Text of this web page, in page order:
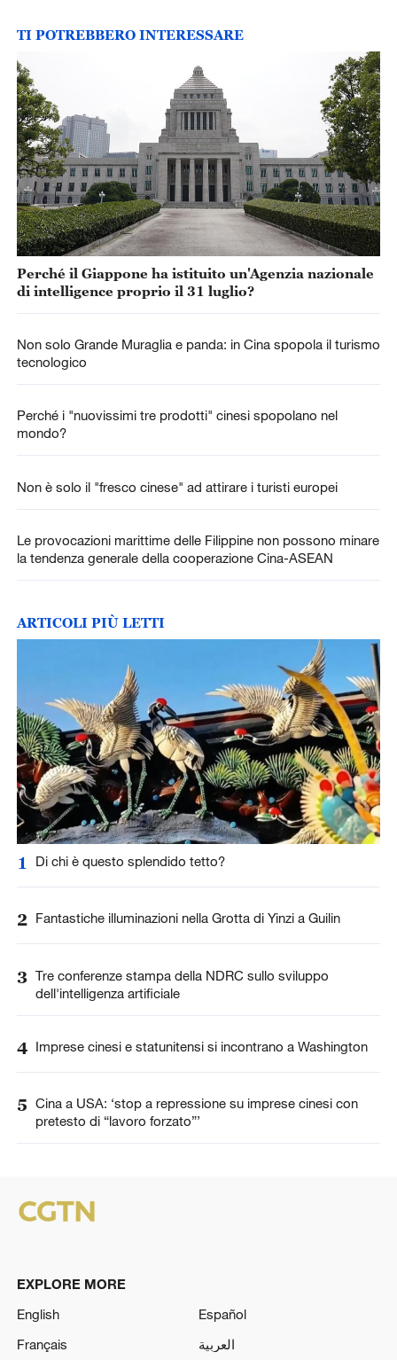
TI POTREBBERO INTERESSARE
Perché il Giappone ha istituito un'Agenzia nazionale
di intelligence proprio il 31 luglio?
Non solo Grande Muraglia e panda: in Cina spopola il turismo
tecnologico
Perché i "nuovissimi tre prodotti" cinesi spopolano nel
mondo?
Non è solo il "fresco cinese" ad attirare i turisti europei
Le provocazioni marittime delle Filippine non possono minare
la tendenza generale della cooperazione Cina-ASEAN
ARTICOLI PIÙ LETTI
1 Di chi è questo splendido tetto?
2 Fantastiche illuminazioni nella Grotta di Yinzi a Guilin
3 Tre conferenze stampa della NDRC sullo sviluppo
dell'intelligenza artificiale
4 Imprese cinesi e statunitensi si incontrano a Washington
5 Cina a USA: ‘stop a repressione su imprese cinesi con
pretesto di “lavoro forzato”’
EXPLORE MORE
English
Español
Français
العربية